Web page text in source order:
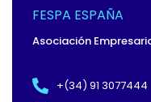
FESPA ESPAÑA
Asociación
+(34) 91 3077444